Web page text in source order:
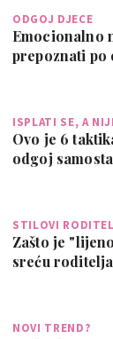
ODGOJ DJECE
Emocionalno
prepoznati po
ISPLATI SE, A
Ovo je 6
odgoj
STILOVI
Zašto je
sreću
NOVI TREND?